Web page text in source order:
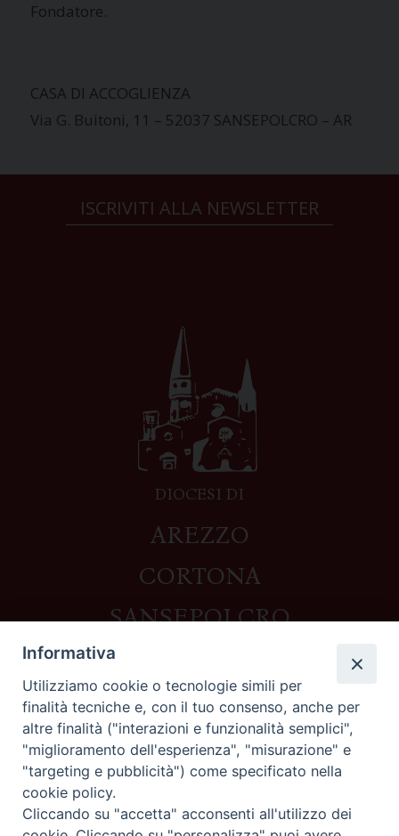
Fondatore.
CASA DI ACCOGLIENZA
Via G. Buitoni, 11 – 52037 SANSEPOLCRO – AR
ISCRIVITI ALLA NEWSLETTER
DIOCESI DI
AREZZO
CORTONA
SANSEPOLCRO
Contatti
Piazza del Duomo,1 - 52100 Arezzo
segreteria@diocesi.arezzo.it
Informativa privacy
Informativa
Utilizziamo cookie o tecnologie simili per
finalità tecniche e, con il tuo consenso, anche per
altre finalità ("interazioni e funzionalità semplici",
"miglioramento dell'esperienza", "misurazione" e
"targeting e pubblicità") come specificato nella
cookie policy.
Cliccando su "accetta" acconsenti all'utilizzo dei